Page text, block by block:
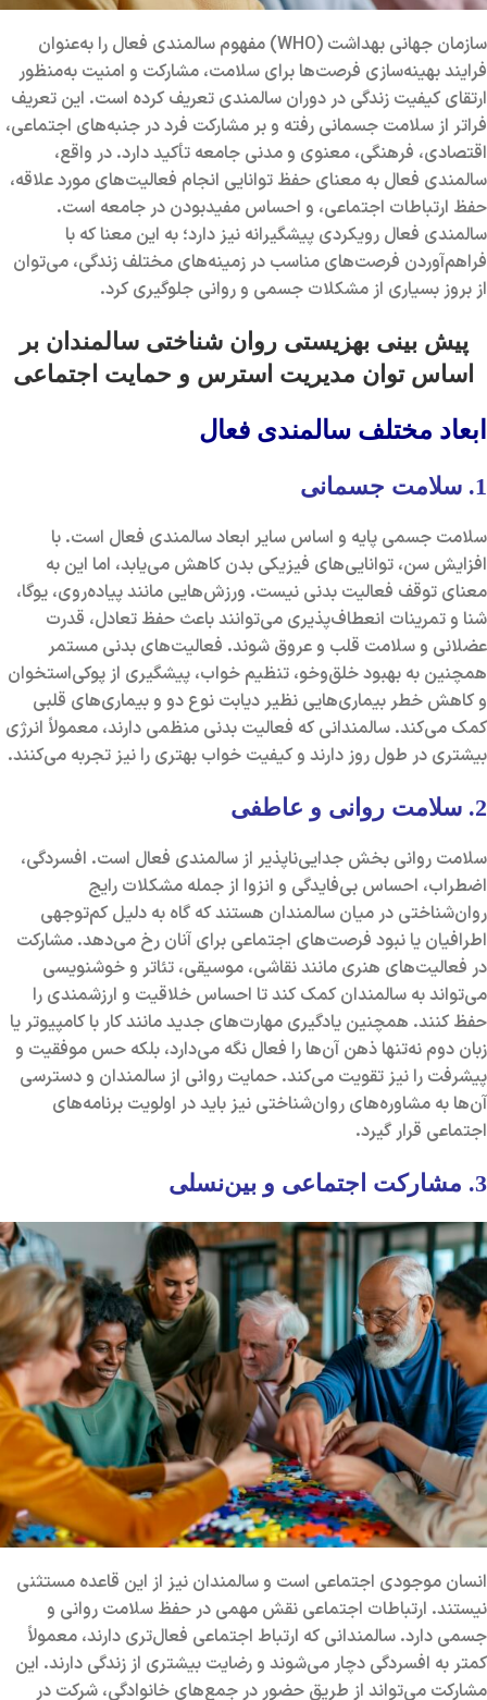
سازمان جهانی بهداشت (WHO) مفهوم سالمندی فعال را به‌عنوان
فرایند بهینه‌سازی فرصت‌ها برای سلامت، مشارکت و امنیت به‌منظور
ارتقای کیفیت زندگی در دوران سالمندی تعریف کرده است. این تعریف
فراتر از سلامت جسمانی رفته و بر مشارکت فرد در جنبه‌های اجتماعی،
اقتصادی، فرهنگی، معنوی و مدنی جامعه تأکید دارد. در واقع،
سالمندی فعال به معنای حفظ توانایی انجام فعالیت‌های مورد علاقه،
حفظ ارتباطات اجتماعی، و احساس مفیدبودن در جامعه است.
سالمندی فعال رویکردی پیشگیرانه نیز دارد؛ به این معنا که با
فراهم‌آوردن فرصت‌های مناسب در زمینه‌های مختلف زندگی، می‌توان
از بروز بسیاری از مشکلات جسمی و روانی جلوگیری کرد.
پیش بینی بهزیستی روان شناختی سالمندان بر
اساس توان مدیریت استرس و حمایت اجتماعی
ابعاد مختلف سالمندی فعال
1. سلامت جسمانی
سلامت جسمی پایه و اساس سایر ابعاد سالمندی فعال است. با
افزایش سن، توانایی‌های فیزیکی بدن کاهش می‌یابد، اما این به
معنای توقف فعالیت بدنی نیست. ورزش‌هایی مانند پیاده‌روی، یوگا،
شنا و تمرینات انعطاف‌پذیری می‌توانند باعث حفظ تعادل، قدرت
عضلانی و سلامت قلب و عروق شوند. فعالیت‌های بدنی مستمر
همچنین به بهبود خلق‌وخو، تنظیم خواب، پیشگیری از پوکی‌استخوان
و کاهش خطر بیماری‌هایی نظیر دیابت نوع دو و بیماری‌های قلبی
کمک می‌کند. سالمندانی که فعالیت بدنی منظمی دارند، معمولاً انرژی
بیشتری در طول روز دارند و کیفیت خواب بهتری را نیز تجربه می‌کنند.
2. سلامت روانی و عاطفی
سلامت روانی بخش جدایی‌ناپذیر از سالمندی فعال است. افسردگی،
اضطراب، احساس بی‌فایدگی و انزوا از جمله مشکلات رایج
روان‌شناختی در میان سالمندان هستند که گاه به دلیل کم‌توجهی
اطرافیان یا نبود فرصت‌های اجتماعی برای آنان رخ می‌دهد. مشارکت
در فعالیت‌های هنری مانند نقاشی، موسیقی، تئاتر و خوشنویسی
می‌تواند به سالمندان کمک کند تا احساس خلاقیت و ارزشمندی را
حفظ کنند. همچنین یادگیری مهارت‌های جدید مانند کار با کامپیوتر یا
زبان دوم نه‌تنها ذهن آن‌ها را فعال نگه می‌دارد، بلکه حس موفقیت و
پیشرفت را نیز تقویت می‌کند. حمایت روانی از سالمندان و دسترسی
آن‌ها به مشاوره‌های روان‌شناختی نیز باید در اولویت برنامه‌های
اجتماعی قرار گیرد.
3. مشارکت اجتماعی و بین‌نسلی
انسان موجودی اجتماعی است و سالمندان نیز از این قاعده مستثنی
نیستند. ارتباطات اجتماعی نقش مهمی در حفظ سلامت روانی و
جسمی دارد. سالمندانی که ارتباط اجتماعی فعال‌تری دارند، معمولاً
کمتر به افسردگی دچار می‌شوند و رضایت بیشتری از زندگی دارند. این
مشارکت می‌تواند از طریق حضور در جمع‌های خانوادگی، شرکت در